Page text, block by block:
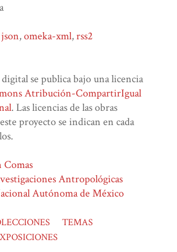
json,omeka-xml,rss2
se publica bajo una licencia
Atribución-CompartirIgual
. Las licencias de las obras
proyecto se indican en cada
Comas
Antropológicas
Autónoma de México
TEMAS